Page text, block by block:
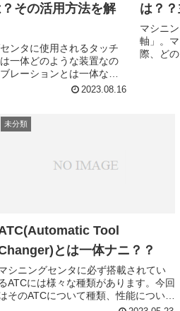
その活用方法を解
ンタに使用されるタッチ
一体どのような装置なの
レーションとは一体な
ったようなタッチプローブ
2023.08.16
は？
マシニ
軸」。
際、ど
未分類
Tool
とは一体ナニ？？
シニングセンタに必ず搭載されてい
ATCには様々な種類があります。今回
そのATCについて種類、性能について
紹介していきたいと思います!